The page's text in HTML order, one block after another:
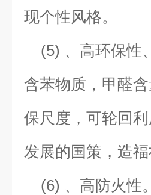
现个性风格。
(5) 、高环保性
含苯物质，甲醛
保尺度，可轮回
发展的国策，造福
(6) 、高防火性